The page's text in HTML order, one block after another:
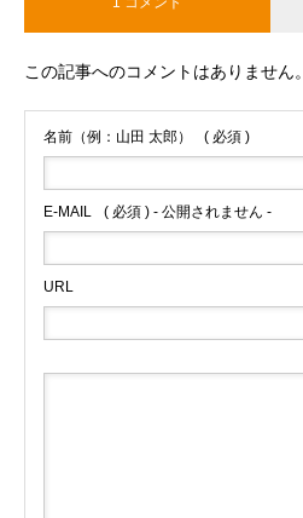
この記事へのコメントはありません。
名前（例：山田 太郎） ( 必須 )
E-MAIL ( 必須 ) - 公開されません -
URL